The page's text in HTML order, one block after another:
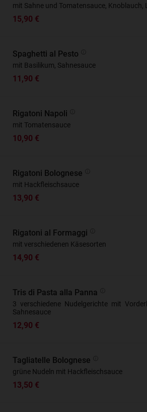
mit Sahne und Tomatensauce, Knoblauch,
15,90 €
Spaghetti al Pesto
mit Basilikum, Sahnesauce
11,90 €
Rigatoni Napoli
mit Tomatensauce
10,90 €
Rigatoni Bolognese
mit Hackfleischsauce
13,90 €
Rigatoni al Formaggi
mit verschiedenen Käsesorten
14,90 €
Tris di Pasta alla Panna
3 verschiedene Nudelgerichte mit
Sahnesauce
12,90 €
Tagliatelle Bolognese
grüne Nudeln mit Hackfleischsauce
13,50 €